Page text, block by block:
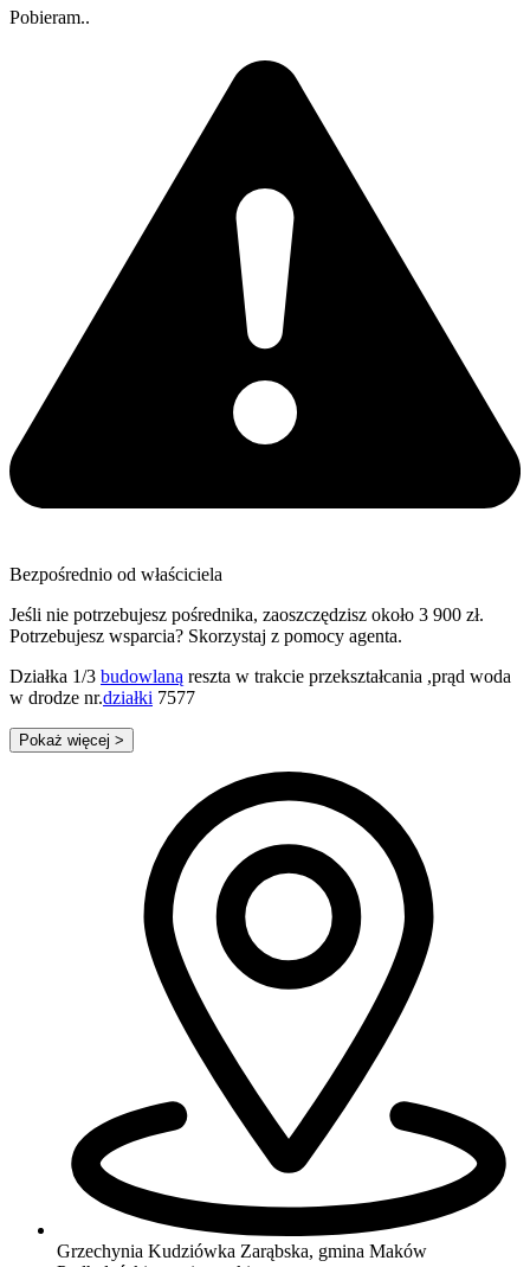
Pobieram..
Bezpośrednio od właściciela
Jeśli nie potrzebujesz pośrednika, zaoszczędzisz około 3 900 zł.
Potrzebujesz wsparcia? Skorzystaj z pomocy agenta.
Działka 1/3 budowlaną reszta w trakcie przekształcania ,prąd woda
w drodze nr.działki 7577
Pokaż więcej >
Grzechynia Kudziówka Zarąbska, gmina Maków